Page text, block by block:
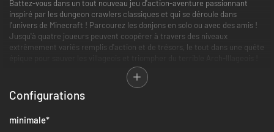
Battez-vous dans un tout nouveau jeu d'action-aventure passionnant
inspiré par les dungeon crawlers classiques et qui se déroule dans
l'univers de Minecraft ! Parcourez les donjons en solo ou avec des amis !
Jusqu'à quatre joueurs peuvent coopérer à travers des niveaux
extrêmement variés remplis d'action et de trésors, le tout dans une quête
Déverrouillez plus de 250 artéfacts, objets et enchantements uniques
Configurations
minimale*